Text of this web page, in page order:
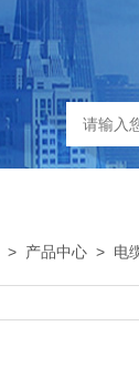
> 产品中心 > 电